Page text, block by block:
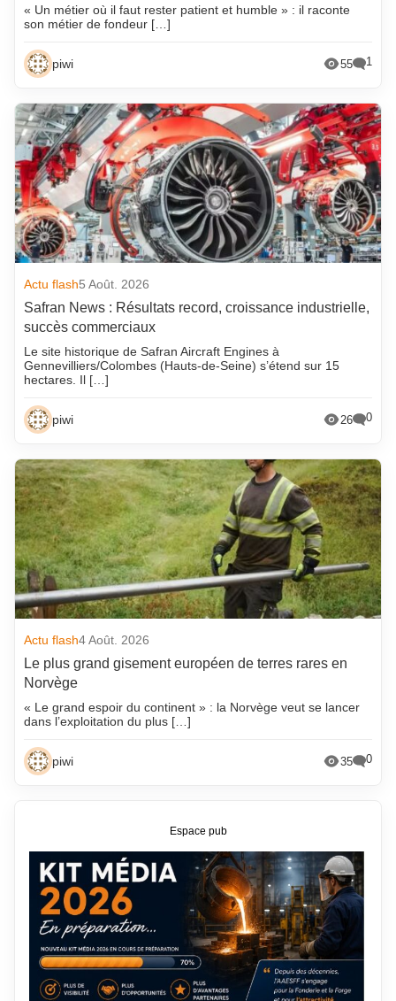
« Un métier où il faut rester patient et humble » : il raconte
son métier de fondeur […]
piwi 55 1
Actu flash5 Août. 2026
Safran News : Résultats record, croissance industrielle,
succès commerciaux
Le site historique de Safran Aircraft Engines à
Gennevilliers/Colombes (Hauts-de-Seine) s’étend sur 15
hectares. Il […]
piwi 26 0
Actu flash4 Août. 2026
Le plus grand gisement européen de terres rares en
Norvège
« Le grand espoir du continent » : la Norvège veut se lancer
dans l’exploitation du plus […]
piwi 35 0
Espace pub